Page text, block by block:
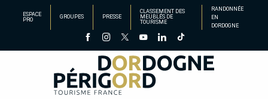
principal
ESPACE
PRO
GROUPES PRESSE
CLASSEMENT DES
MEUBLÉS DE
TOURISME
RANDONNÉE
EN
DORDOGNE